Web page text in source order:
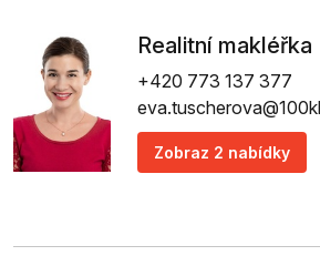
Realitní makléřka
+420 773 137 377
Zobraz 2 nabídky